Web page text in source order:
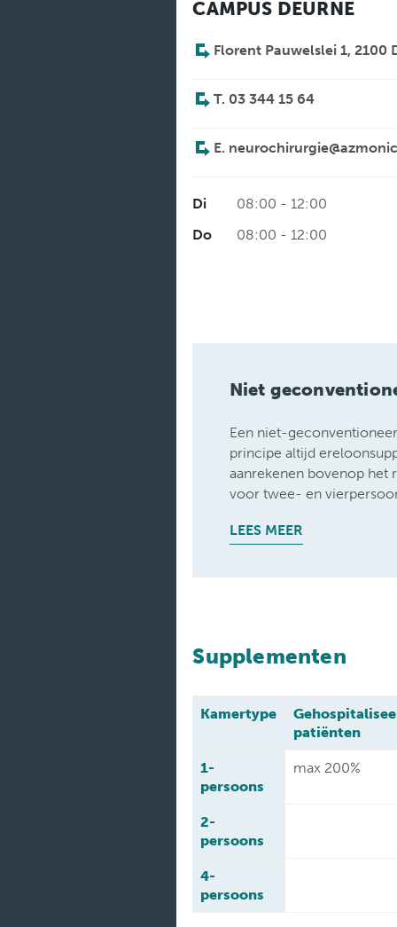
CAMPUS DEURNE
Florent Pauwelslei 1, 2100
T. 03 344 15 64
E.
Di
08:00 - 12:00
Do
08:00 - 12:00
Niet
Een niet-
principe altijd
aanrekenen bovenop het
voor twee- en
LEES MEER
Supplementen
Kamertype
patiënten
1-
persoons
max 200%
2-
persoons
4-
persoons